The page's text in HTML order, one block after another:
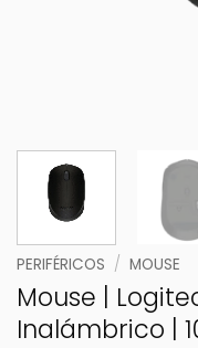
PERIFÉRICOS / MOUSE
Mouse |
Inalámbrico |